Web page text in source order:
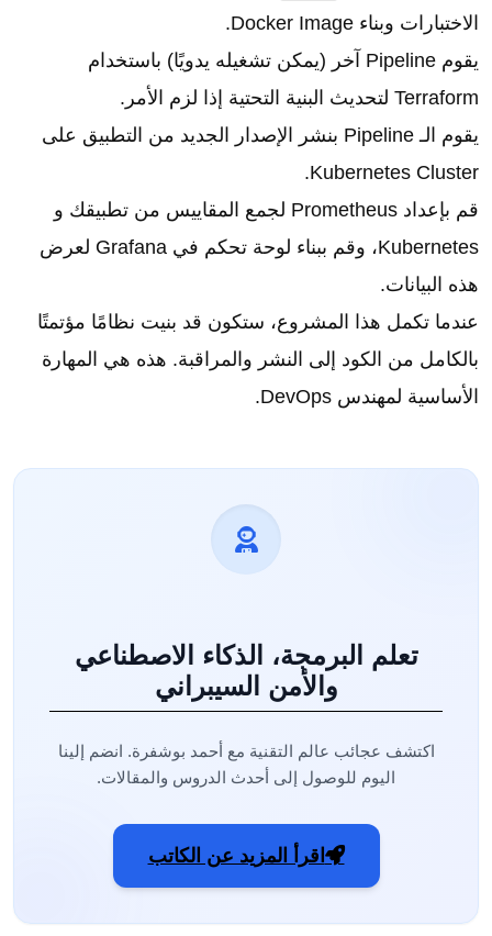
الاختبارات وبناء Docker Image.
يقوم Pipeline آخر (يمكن تشغيله يدويًا) باستخدام
Terraform لتحديث البنية التحتية إذا لزم الأمر.
يقوم الـ Pipeline بنشر الإصدار الجديد من التطبيق على
Kubernetes Cluster.
قم بإعداد Prometheus لجمع المقاييس من تطبيقك و
Kubernetes، وقم ببناء لوحة تحكم في Grafana لعرض
هذه البيانات.
عندما تكمل هذا المشروع، ستكون قد بنيت نظامًا مؤتمتًا
بالكامل من الكود إلى النشر والمراقبة. هذه هي المهارة
الأساسية لمهندس DevOps.
تعلم البرمجة، الذكاء الاصطناعي
والأمن السيبراني
اكتشف عجائب عالم التقنية مع أحمد بوشفرة. انضم إلينا
اليوم للوصول إلى أحدث الدروس والمقالات.
اقرأ المزيد عن الكاتب